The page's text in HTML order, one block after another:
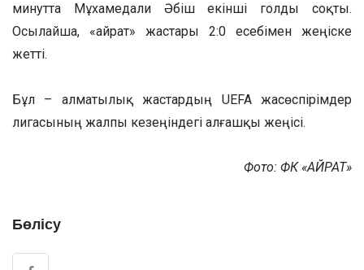
минутта Мұхамедали Әбіш екінші голды соқты.
Осылайша, «Қайрат» жастары 2:0 есебімен жеңіске
жетті.
Бұл – алматылық жастардың UEFA жасөспірімдер
лигасының жалпы кезеңіндегі алғашқы жеңісі.
Фото: ФК «ҚАЙРАТ»
Бөлісу